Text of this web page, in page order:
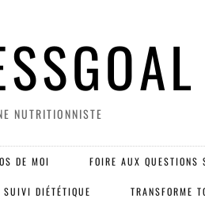
NUTRITIONNISTE
DE MOI FOIRE AUX QUESTIONS
SUIVI DIÉTÉTIQUE TRANSFORME